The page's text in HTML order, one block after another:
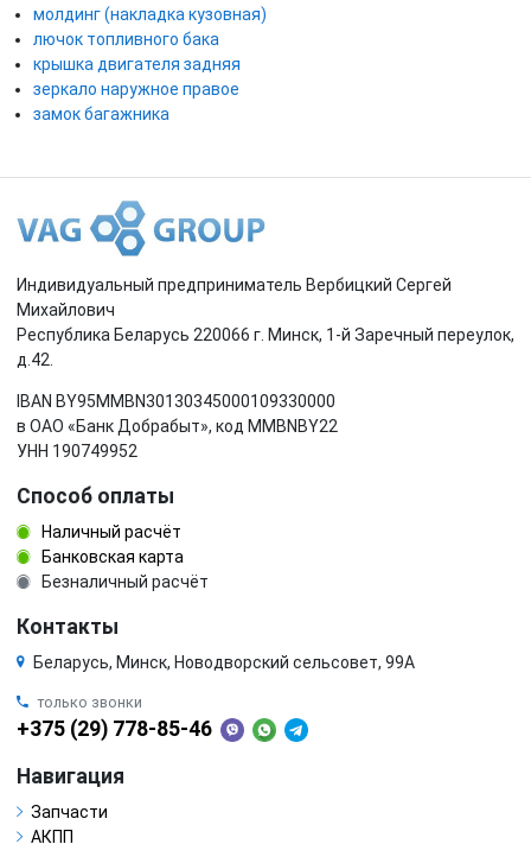
молдинг (накладка кузовная)
лючок топливного бака
крышка двигателя задняя
зеркало наружное правое
замок багажника
Индивидуальный предприниматель Вербицкий Сергей
Михайлович
Республика Беларусь 220066 г. Минск, 1-й Заречный переулок,
д.42.
IBAN BY95MMBN30130345000109330000
в ОАО «Банк Добрабыт», код MMBNBY22
УНН 190749952
Способ оплаты
Наличный расчёт
Банковская карта
Безналичный расчёт
Контакты
Беларусь, Минск, Новодворский сельсовет, 99А
только звонки
+375 (29) 778-85-46
Навигация
Запчасти
АКПП